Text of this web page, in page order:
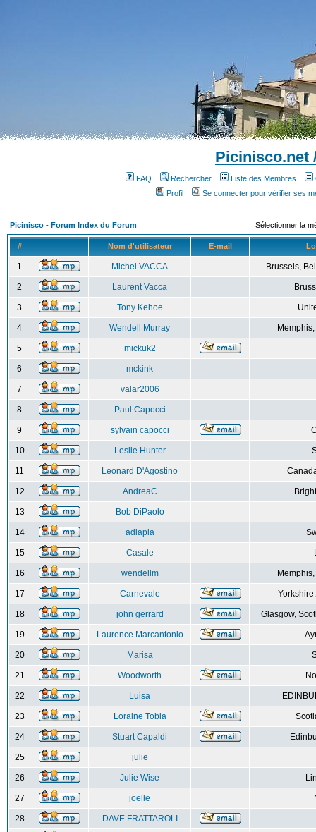
Picinisco.net
FAQ Rechercher Liste des Membres
Profil
Se connecter pour vérifier ses
Picinisco - Forum Index du Forum Sélectionner la
# Nom d'utilisateur E-mail
1 Michel VACCA Brussels,
2 Laurent Vacca
3 Tony Kehoe
4 Wendell Murray
5 mickuk2
6 mckink
7 valar2006
8 Paul Capocci
9 sylvain capocci
10 Leslie Hunter
11 Leonard D'Agostino
12 AndreaC
13 Bob DiPaolo
14 adiapia
15 Casale
16 wendellm
17 Carnevale
18 john gerrard Glasgow,
19 Laurence Marcantonio
20 Marisa
21 Woodworth
22 Luisa
23 Loraine Tobia
24 Stuart Capaldi
25 julie
26 Julie Wise
27 joelle
28 DAVE FRATTAROLI